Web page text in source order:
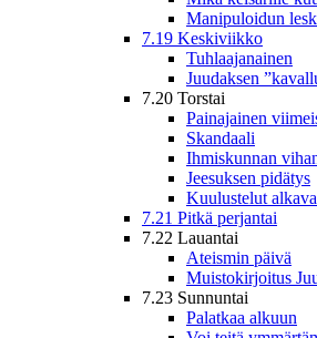
Manipuloidun
7.19 Keskiviikko
Tuhlaajanainen
Juudaksen
7.20 Torstai
Painajainen
Skandaali
Ihmiskunnan
Jeesuksen pidätys
Kuulustelut
7.21 Pitkä perjantai
7.22 Lauantai
Ateismin päivä
Muistokirjoitus
7.23 Sunnuntai
Palatkaa alkuun